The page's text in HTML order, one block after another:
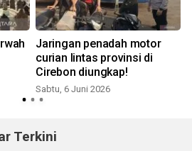
Jaringan penadah motor
curian lintas provinsi di
Cirebon diungkap!
Sabtu, 6 Juni 2026
Terkini